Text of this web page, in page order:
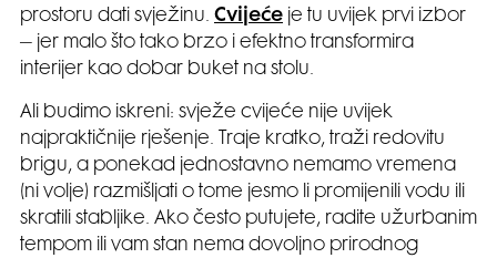
prostoru dati svježinu. Cvijeće je tu uvijek prvi izbor
– jer malo što tako brzo i efektno transformira
interijer kao dobar buket na stolu.
Ali budimo iskreni: svježe cvijeće nije uvijek
najpraktičnije rješenje. Traje kratko, traži redovitu
brigu, a ponekad jednostavno nemamo vremena
(ni volje) razmišljati o tome jesmo li promijenili vodu ili
skratili stabljike. Ako često putujete, radite užurbanim
tempom ili vam stan nema dovoljno prirodnog